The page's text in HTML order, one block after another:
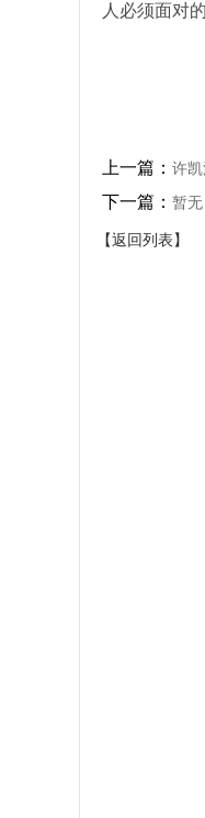
人必须面对
上一篇： 许
下一篇： 暂无
【返回列表】